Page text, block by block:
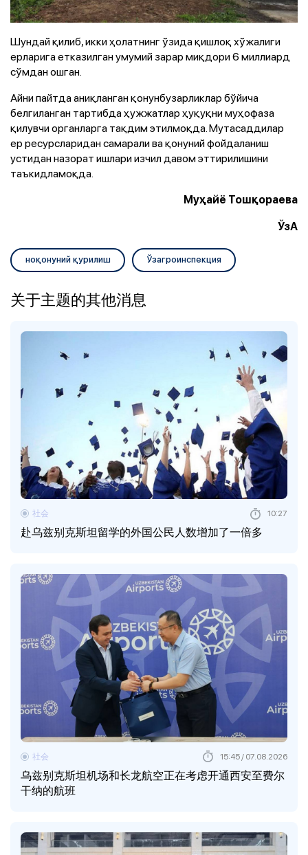
Шундай қилиб, икки ҳолатнинг ўзида қишлоқ хўжалиги
ерларига етказилган умумий зарар миқдори 6 миллиард
сўмдан ошган.
Айни пайтда аниқланган қонунбузарликлар бўйича
белгиланган тартибда ҳужжатлар ҳуқуқни муҳофаза
қилувчи органларга тақдим этилмоқда. Мутасаддилар
ер ресурсларидан самарали ва қонуний фойдаланиш
устидан назорат ишлари изчил давом эттирилишини
таъкидламоқда.
Муҳайё Тошқораева
ЎзА
ноқонуний қурилиш Ўзагроинспекция
关于主题的其他消息
赴乌兹别克斯坦留学的外国公民人数增加了一倍多
社会 10:27
乌兹别克斯坦机场和长龙航空正在考虑开通西安至费尔
干纳的航班
社会 15:45 / 07.08.2026